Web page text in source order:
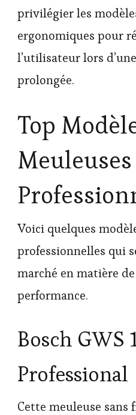
privilégier les
ergonomiques pour
l’utilisateur lors
prolongée.
Top
Meuleuses
Voici quelques
professionnelles qui
marché en matière
performance.
Bosch GWS
Professional
Cette meuleuse sans